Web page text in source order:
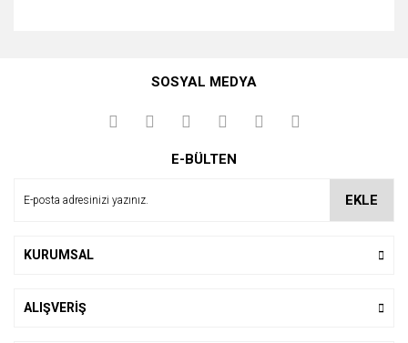
kullanarak tarafımıza iletebilirsiniz.
Görüş ve önerileriniz için teşekkür ederiz.
Ürün açıklamasında eksik bilgiler bulunuyor.
SOSYAL MEDYA
E-BÜLTEN
EKLE
KURUMSAL
ALIŞVERİŞ